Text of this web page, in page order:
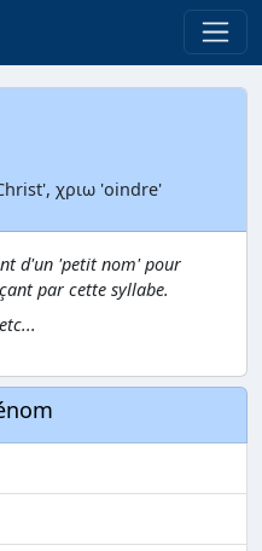
χριω 'oindre'
d'un 'petit nom' pour
par cette syllabe.